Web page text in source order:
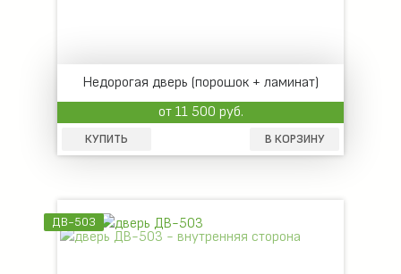
Недорогая дверь (порошок + ламинат)
от 11 500 руб.
КУПИТЬ В КОРЗИНУ
ДВ-503